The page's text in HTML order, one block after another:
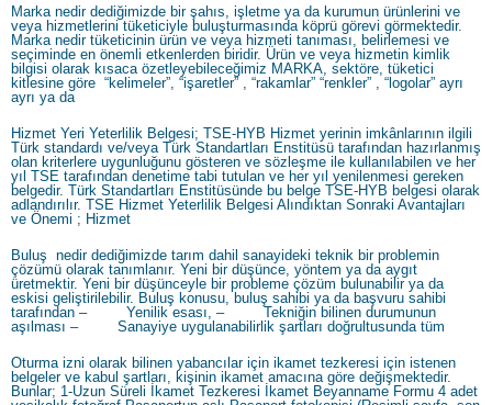
Marka nedir dediğimizde bir şahıs, işletme ya da kurumun ürünlerini ve
veya hizmetlerini tüketiciyle buluşturmasında köprü görevi görmektedir.
Marka nedir tüketicinin ürün ve veya hizmeti tanıması, belirlemesi ve
seçiminde en önemli etkenlerden biridir. Ürün ve veya hizmetin kimlik
bilgisi olarak kısaca özetleyebileceğimiz MARKA, sektöre, tüketici
kitlesine göre “kelimeler”, “işaretler” , “rakamlar” “renkler” , “logolar” ayrı
ayrı ya da
Hizmet Yeri Yeterlilik Belgesi; TSE-HYB Hizmet yerinin imkânlarının ilgili
Türk standardı ve/veya Türk Standartları Enstitüsü tarafından hazırlanmış
olan kriterlere uygunluğunu gösteren ve sözleşme ile kullanılabilen ve her
yıl TSE tarafından denetime tabi tutulan ve her yıl yenilenmesi gereken
belgedir. Türk Standartları Enstitüsünde bu belge TSE-HYB belgesi olarak
adlandırılır. TSE Hizmet Yeterlilik Belgesi Alındıktan Sonraki Avantajları
ve Önemi ; Hizmet
Buluş nedir dediğimizde tarım dahil sanayideki teknik bir problemin
çözümü olarak tanımlanır. Yeni bir düşünce, yöntem ya da aygıt
üretmektir. Yeni bir düşünceyle bir probleme çözüm bulunabilir ya da
eskisi geliştirilebilir. Buluş konusu, buluş sahibi ya da başvuru sahibi
tarafından – Yenilik esası, – Tekniğin bilinen durumunun
aşılması – Sanayiye uygulanabilirlik şartları doğrultusunda tüm
Oturma izni olarak bilinen yabancılar için ikamet tezkeresi için istenen
belgeler ve kabul şartları, kişinin ikamet amacına göre değişmektedir.
Bunlar; 1-Uzun Süreli İkamet Tezkeresi İkamet Beyanname Formu 4 adet